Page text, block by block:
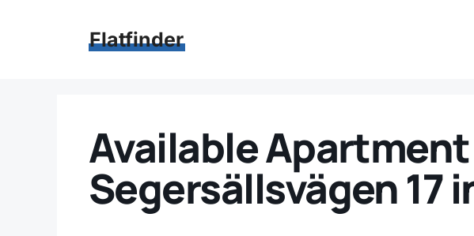
Flatfinder
Available
Segersällsvägen 17